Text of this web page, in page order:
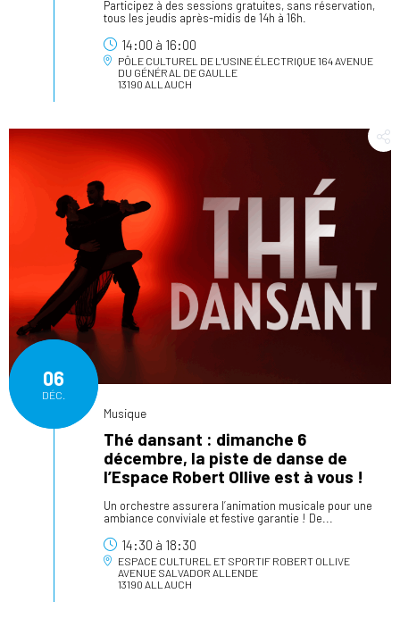
Participez à des sessions gratuites, sans réservation,
tous les jeudis après-midis de 14h à 16h.
14:00 à 16:00
PÔLE CULTUREL DE L'USINE ÉLECTRIQUE164 AVENUE
DU GÉNÉRAL DE GAULLE
13190 ALLAUCH
06
DÉC.
Musique
Thé dansant : dimanche 6
décembre, la piste de danse de
l’Espace Robert Ollive est à vous !
Un orchestre assurera l’animation musicale pour une
ambiance conviviale et festive garantie ! De...
14:30 à 18:30
ESPACE CULTUREL ET SPORTIF ROBERT OLLIVE
AVENUE SALVADOR ALLENDE
13190 ALLAUCH